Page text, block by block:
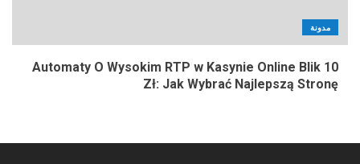
مدونة
Automaty O Wysokim RTP w Kasynie Online Blik 10
Zł: Jak Wybrać Najlepszą Stronę